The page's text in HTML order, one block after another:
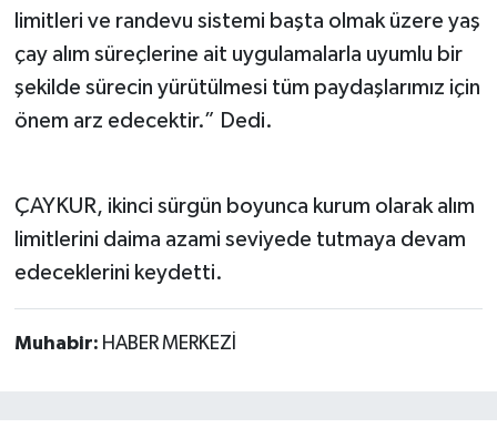
limitleri ve randevu sistemi başta olmak üzere yaş
çay alım süreçlerine ait uygulamalarla uyumlu bir
şekilde sürecin yürütülmesi tüm paydaşlarımız için
önem arz edecektir.” Dedi.
ÇAYKUR, ikinci sürgün boyunca kurum olarak alım
limitlerini daima azami seviyede tutmaya devam
edeceklerini keydetti.
Muhabir: HABER MERKEZİ